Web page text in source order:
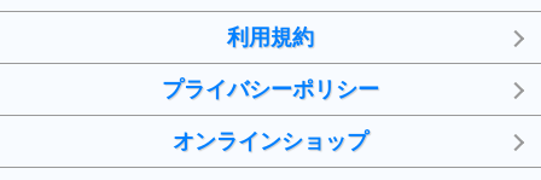
利用規約
プライバシーポリシー
オンラインショップ